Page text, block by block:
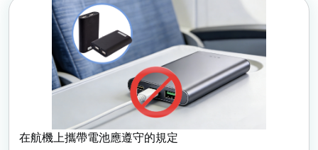
在航機上攜帶電池應遵守的規定